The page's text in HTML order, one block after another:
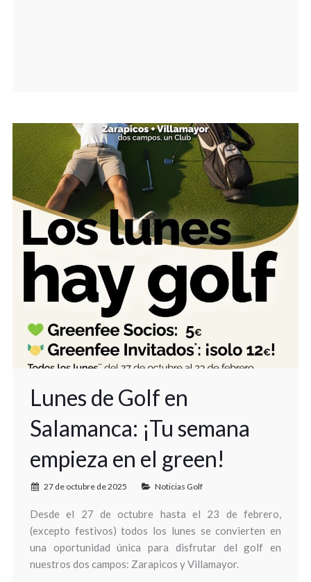
Lunes de Golf en
Salamanca: ¡Tu semana
empieza en el green!
27 de octubre de 2025 Noticias Golf
Desde el 27 de octubre hasta el 23 de febrero,
(excepto festivos) todos los lunes se convierten en
una oportunidad única para disfrutar del golf en
nuestros dos campos: Zarapicos y Villamayor.